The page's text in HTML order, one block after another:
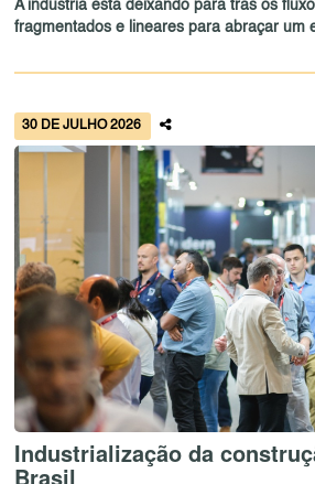
A indústria está deixando para trás os
fragmentados e lineares para abraçar um
30 DE JULHO 2026
Industrialização da
Brasil